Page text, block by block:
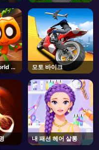
-
모토 바이크
내 패션 헤어 살롱